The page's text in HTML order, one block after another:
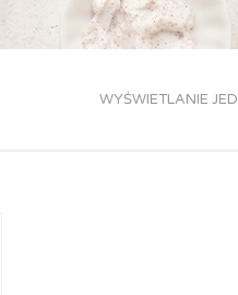
WYŚWIETLANIE